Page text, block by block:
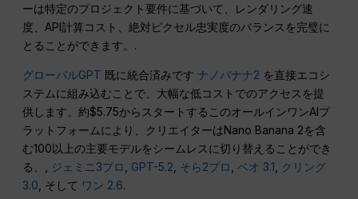
ーは特定のプロジェクト要件に基づいて、レンダリング速
度、API計算コスト、絶対ピクセル忠実度のバランスを完璧に
とることができます。.
グローバルGPT 既に統合済みですナノバナナ2 を直接エコシ
ステムに組み込むことで、大幅な低コストでのアクセスを提
供します。約$5.75からスタートするこのオールインワンAIプ
ラットフォームにより、クリエイターはNano Banana 2を含
む100以上の主要モデルをシームレスに切り替えることができ
る、, ジェミニ3プロ GPT-5.2 そら2プロ ,ベオ 3.1
クリング
3.0 , そして ワン 2.6.